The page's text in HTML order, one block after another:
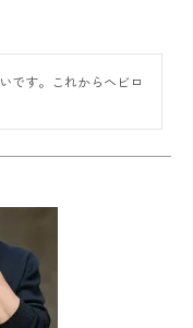
です。これからヘビロ